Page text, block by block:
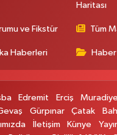
GÖRENTAŞ BULVARI
65 Yol Tarifi Al
NO:42
50 Yol Tarifi Al
Haritası
ve Fikstür Tüm
Haberleri
Edremit Erciş Muradiye
Gürpınar Çatak
İletişim Künye